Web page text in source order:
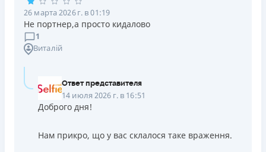
26 марта 2026 г. в 01:19
Не портнер,а просто кидалово
1
Виталій
Ответ представителя
14 июля 2026 г. в 16:51
Доброго дня!
Нам прикро, що у вас склалося таке враження.